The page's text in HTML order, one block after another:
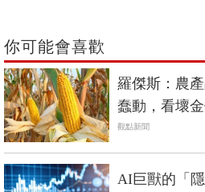
你可能會喜歡
羅傑斯：農
蠢動，看壞
觀點新聞
AI巨獸的「